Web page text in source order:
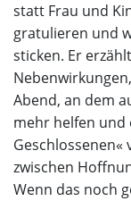
statt Frau und
gratulieren und
sticken. Er
Abend, an dem
mehr helfen und
Geschlossenen«
zwischen
Wenn das noch